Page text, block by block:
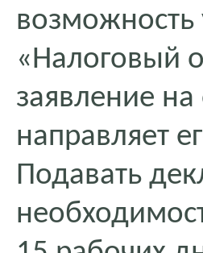
возможность
«Налоговый
заявление
направляет
Подавать